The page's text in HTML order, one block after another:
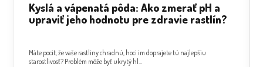
Kyslá a vápenatá pôda: Ako zmerať pH a
upraviť jeho hodnotu pre zdravie rastlín?
Máte pocit, že vaše rastliny chradnú, hoci im doprajete tú najlepšiu
starostlivosť? Problém môže byť ukrytý hl...